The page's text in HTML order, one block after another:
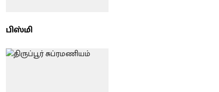
பிஸ்மி